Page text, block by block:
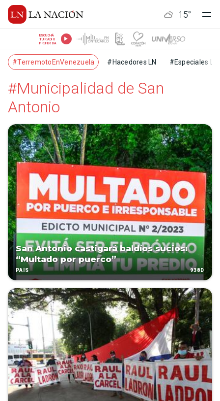
15°
ESCUCHÁ
TU RADIO
PREFERIDA
#TerremotoEnVenezuela #Hacedores LN #Especiales LN
#Municipalidad de San
Antonio
San Antonio castigará baldíos sucios:
“Multado por puerco”
PAÍS 938D